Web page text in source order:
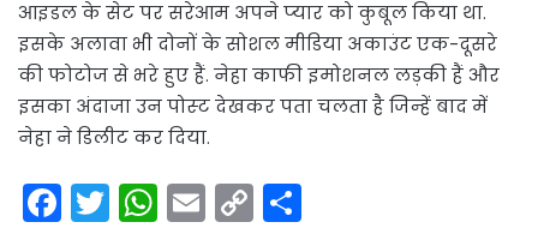
आइडल के सेट पर सरेआम अपने प्‍यार को कुबूल किया था.
इसके अलावा भी दोनों के सोशल मीडिया अकाउंट एक-दूसरे
की फोटोज से भरे हुए हैं. नेहा काफी इमोशनल लड़की हैं और
इसका अंदाजा उन पोस्‍ट देखकर पता चलता है जिन्‍हें बाद में
नेहा ने डिलीट कर दिया.
F
a
T
w
W
h
E
m
C
o